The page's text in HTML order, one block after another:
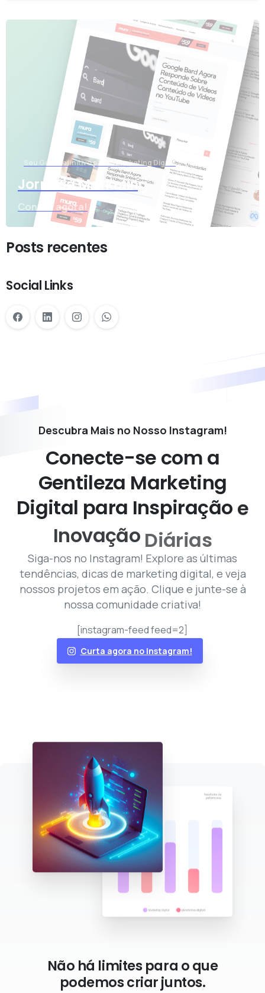
Seu Guia Definitivo para o Marketing Digital
Jornada Marketing
Confira agora!
Posts recentes
Social Links
Descubra Mais no Nosso Instagram!
Conecte-se com a
Gentileza Marketing
Digital para Inspiração e
Inovação Diárias
Siga-nos no Instagram! Explore as últimas
tendências, dicas de marketing digital, e veja
nossos projetos em ação. Clique e junte-se à
nossa comunidade criativa!
[instagram-feed feed=2]
Curta agora no Instagram!
Não há limites para o que
podemos criar juntos.